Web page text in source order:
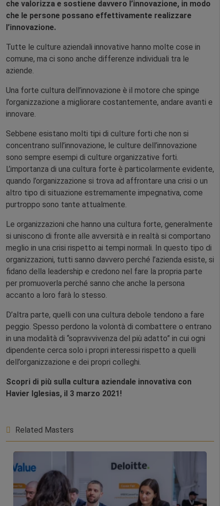
che valorizza e sostiene davvero l’innovazione, in modo
che le persone possano effettivamente realizzare
l’innovazione.
Tutte le culture aziendali innovative hanno molte cose in
comune, ma ci sono anche differenze individuali tra le
aziende.
Una forte cultura dell’innovazione è il motore che spinge
l’organizzazione a migliorare costantemente, andare avanti e
innovare.
Sebbene esistano molti tipi di culture forti che non si
concentrano sull’innovazione, le culture dell’innovazione
sono sempre esempi di culture organizzative forti.
L’importanza di una cultura forte è particolarmente evidente,
quando l’organizzazione si trova ad affrontare una crisi o un
altro tipo di situazione estremamente impegnativa, come
purtroppo sono tante attualmente.
Le organizzazioni che hanno una cultura forte, generalmente
si uniscono di fronte alle avversità e in realtà si comportano
meglio in una crisi rispetto ai tempi normali. In questo tipo di
organizzazioni, tutti sanno davvero perché l’azienda esiste, si
fidano della leadership e credono nel fare la propria parte
per promuoverla perché sanno che anche la persona
accanto a loro farà lo stesso.
D’altra parte, quelli con una cultura debole tendono a fare
peggio. Spesso perdono la volontà di combattere o entrano
in una modalità di “sopravvivenza del più adatto” in cui ogni
dipendente cerca solo i propri interessi rispetto a quelli
dell’organizzazione e dei propri colleghi.
Scopri di più sulla cultura aziendale innovativa con
Havier Iglesias, il 3 marzo 2021!
Related Masters